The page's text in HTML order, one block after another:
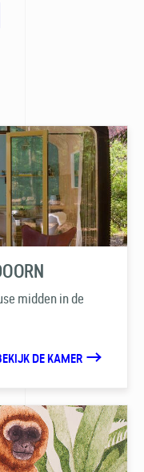
midden in de
DE KAMER